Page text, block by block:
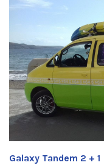
Galaxy Tandem 2 + 1